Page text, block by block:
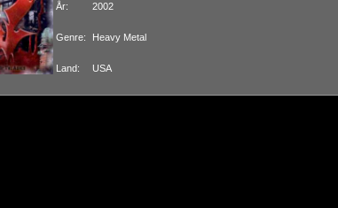
År: 2002
Genre: Heavy Metal
Land: USA